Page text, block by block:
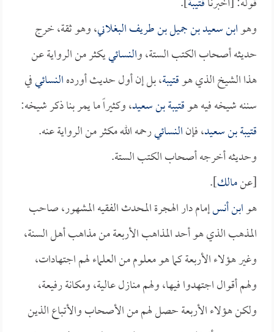
وهوابن سعيد بن جميل بن طريف البغلاني، وهو ثقة، خرج
حديثه أصحاب الكتب الستة، والنسائييكثر من الرواية عن
هذا الشيخ الذي هوقتيبة، بل إن أول حديث أوردهالنسائيفي
سننه شيخه فيه هوقتيبة بن سعيد، وكثيراً ما يمر بنا ذكر شيخه:
قتيبة بن سعيد، فإنالنسائيرحمه الله مكثر من الرواية عنه.
وحديثه أخرجه أصحاب الكتب الستة.
[عنمالك].
هوابن أنسإمام دار الهجرة المحدث الفقيه المشهور، صاحب
المذهب الذي هو أحد المذاهب الأربعة من مذاهب أهل السنة،
وغير هؤلاء الأربعة كما هو معلوم من العلماء لهم اجتهادات،
ولهم أقوال اجتهدوا فيها، ولهم منازل عالية، ومكانة رفيعة،
ولكن هؤلاء الأربعة حصل لهم من الأصحاب والأتباع الذين